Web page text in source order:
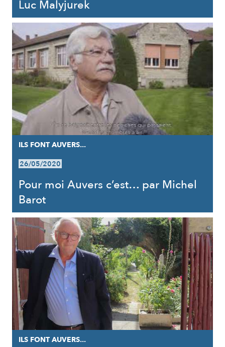
Luc Malyjurek
ILS FONT AUVERS...
26/05/2020
Pour moi Auvers c’est… par Michel
Barot
ILS FONT AUVERS...